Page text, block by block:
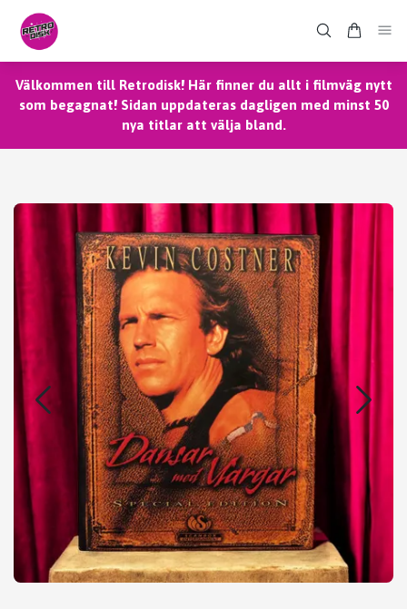
Välkommen till Retrodisk! Här finner du allt i filmväg nytt
som begagnat! Sidan uppdateras dagligen med minst 50
nya titlar att välja bland.